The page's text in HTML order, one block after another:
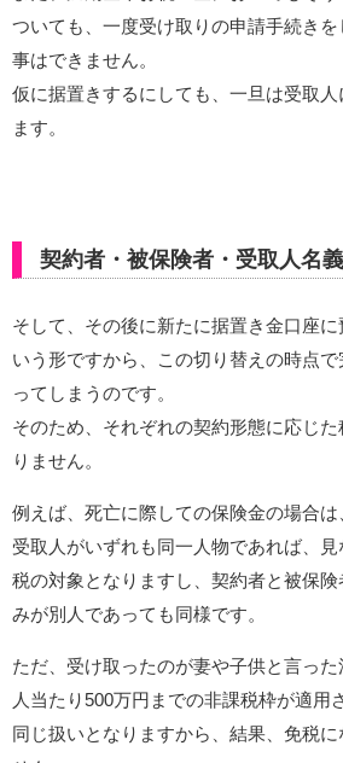
ついても、一度受け取りの申請手続き
事はできません。
仮に据置きするにしても、一旦は受取
ます。
契約者・被保険者・受取人名
そして、その後に新たに据置き金口座
いう形ですから、この切り替えの時点
ってしまうのです。
そのため、それぞれの契約形態に応じ
りません。
例えば、死亡に際しての保険金の場合は
受取人がいずれも同一人物であれば、
税の対象となりますし、契約者と被保
みが別人であっても同様です。
ただ、受け取ったのが妻や子供と言っ
人当たり500万円までの非課税枠が適用
同じ扱いとなりますから、結果、免税